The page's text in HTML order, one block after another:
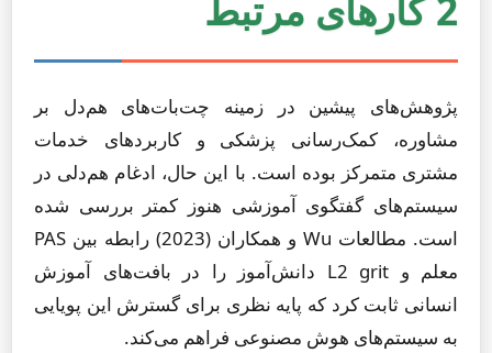
پژوهش‌های پیشین در زمینه چت‌بات‌های هم‌دل بر
مشاوره، کمک‌رسانی پزشکی و کاربردهای خدمات
مشتری متمرکز بوده است. با این حال، ادغام هم‌دلی در
سیستم‌های گفتگوی آموزشی هنوز کمتر بررسی شده
است. مطالعات Wu و همکاران (2023) رابطه بین PAS
معلم و L2 grit دانش‌آموز را در بافت‌های آموزش
انسانی ثابت کرد که پایه نظری برای گسترش این پویایی
به سیستم‌های هوش مصنوعی فراهم می‌کند.